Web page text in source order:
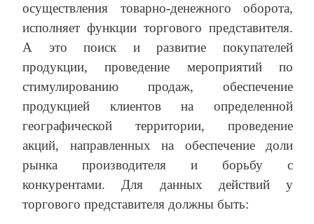
осуществления товарно-денежного оборота,
исполняет функции торгового представителя.
А это поиск и развитие покупателей
продукции, проведение мероприятий по
стимулированию продаж, обеспечение
продукцией клиентов на определенной
географической территории, проведение
акций, направленных на обеспечение доли
рынка производителя и борьбу с
конкурентами. Для данных действий у
торгового представителя должны быть: